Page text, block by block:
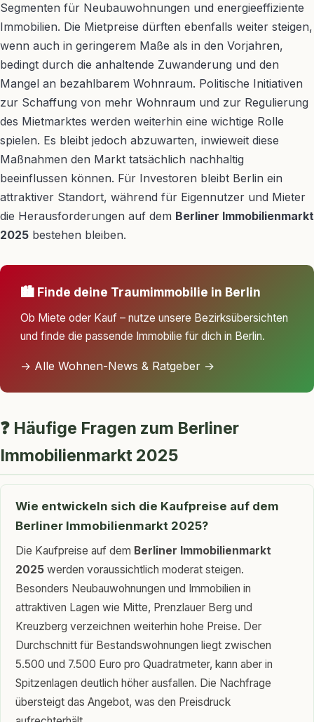
Segmenten für Neubauwohnungen und energieeffiziente
Immobilien. Die Mietpreise dürften ebenfalls weiter steigen,
wenn auch in geringerem Maße als in den Vorjahren,
bedingt durch die anhaltende Zuwanderung und den
Mangel an bezahlbarem Wohnraum. Politische Initiativen
zur Schaffung von mehr Wohnraum und zur Regulierung
des Mietmarktes werden weiterhin eine wichtige Rolle
spielen. Es bleibt jedoch abzuwarten, inwieweit diese
Maßnahmen den Markt tatsächlich nachhaltig
beeinflussen können. Für Investoren bleibt Berlin ein
attraktiver Standort, während für Eigennutzer und Mieter
die Herausforderungen auf dem Berliner Immobilienmarkt
2025 bestehen bleiben.
🏙️ Finde deine Traumimmobilie in Berlin
Ob Miete oder Kauf – nutze unsere Bezirksübersichten
und finde die passende Immobilie für dich in Berlin.
→ Alle Wohnen-News & Ratgeber →
❓ Häufige Fragen zum Berliner
Immobilienmarkt 2025
Wie entwickeln sich die Kaufpreise auf dem
Berliner Immobilienmarkt 2025?
Die Kaufpreise auf dem Berliner Immobilienmarkt
2025werden voraussichtlich moderat steigen.
Besonders Neubauwohnungen und Immobilien in
attraktiven Lagen wie Mitte, Prenzlauer Berg und
Kreuzberg verzeichnen weiterhin hohe Preise. Der
Durchschnitt für Bestandswohnungen liegt zwischen
5.500 und 7.500 Euro pro Quadratmeter, kann aber in
Spitzenlagen deutlich höher ausfallen. Die Nachfrage
übersteigt das Angebot, was den Preisdruck